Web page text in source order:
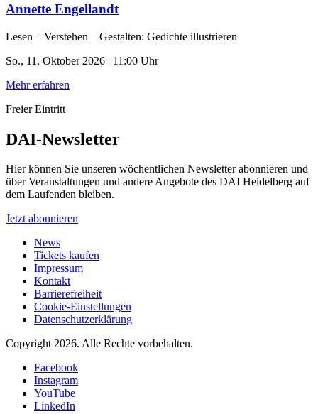
Annette Engellandt
Lesen – Verstehen – Gestalten: Gedichte illustrieren
So., 11. Oktober 2026 | 11:00 Uhr
Mehr erfahren
Freier Eintritt
DAI-Newsletter
Hier können Sie unseren wöchentlichen Newsletter abonnieren und
über Veranstaltungen und andere Angebote des DAI Heidelberg auf
dem Laufenden bleiben.
Jetzt abonnieren
News
Tickets kaufen
Impressum
Kontakt
Barrierefreiheit
Cookie-Einstellungen
Datenschutzerklärung
Copyright 2026. Alle Rechte vorbehalten.
Facebook
Instagram
YouTube
LinkedIn